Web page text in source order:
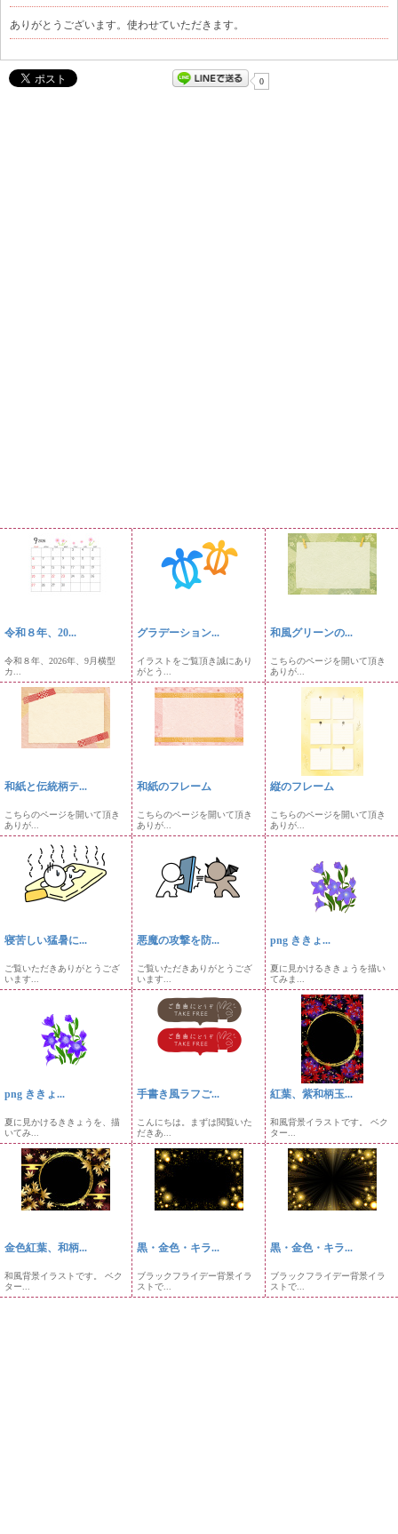
ありがとうございます。使わせていただきます。
0
令和８年、20...
令和８年、2026年、9月横型
カ...
グラデーション...
イラストをご覧頂き誠にあり
がとう...
和風グリーンの...
こちらのページを開いて頂き
ありが...
和紙と伝統柄テ...
こちらのページを開いて頂き
ありが...
和紙のフレーム
こちらのページを開いて頂き
ありが...
縦のフレーム
こちらのページを開いて頂き
ありが...
寝苦しい猛暑に...
ご覧いただきありがとうござ
います...
悪魔の攻撃を防...
ご覧いただきありがとうござ
います...
png ききょ...
夏に見かけるききょうを描い
てみま...
png ききょ...
夏に見かけるききょうを、描
いてみ...
手書き風ラフご...
こんにちは。まずは閲覧いた
だきあ...
紅葉、紫和柄玉...
和風背景イラストです。 ベク
ター...
金色紅葉、和柄...
和風背景イラストです。 ベク
ター...
黒・金色・キラ...
ブラックフライデー背景イラ
ストで...
黒・金色・キラ...
ブラックフライデー背景イラ
ストで...